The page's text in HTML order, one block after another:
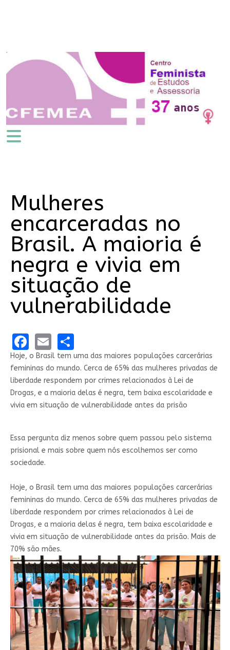
Mulheres
encarceradas no
Brasil. A maioria é
negra e vivia em
situação de
vulnerabilidade
Facebook
EmailShare
Hoje, o Brasil tem uma das maiores populações carcerárias
femininas do mundo. Cerca de 65% das mulheres privadas de
liberdade respondem por crimes relacionados à Lei de
Drogas, e a maioria delas é negra, tem baixa escolaridade e
vivia em situação de vulnerabilidade antes da prisão
Essa pergunta diz menos sobre quem passou pelo sistema
prisional e mais sobre quem nós escolhemos ser como
sociedade.
Hoje, o Brasil tem uma das maiores populações carcerárias
femininas do mundo. Cerca de 65% das mulheres privadas de
liberdade respondem por crimes relacionados à Lei de
Drogas, e a maioria delas é negra, tem baixa escolaridade e
vivia em situação de vulnerabilidade antes da prisão. Mais de
70% são mães.